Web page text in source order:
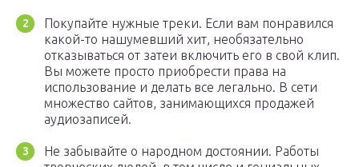
Покупайте нужные треки. Если вам понравился
какой-то нашумевший хит, необязательно
отказываться от затеи включить его в свой клип.
Вы можете просто приобрести права на
использование и делать все легально. В сети
множество сайтов, занимающихся продажей
аудиозаписей.
Не забывайте о народном достоянии. Работы